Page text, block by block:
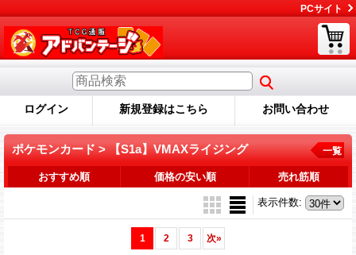
PCサイト
ログイン 新規登録はこちら お問い合わせ
ポケモンカード > 【S1a】VMAXライジング 一覧
おすすめ順 価格の安い順 売れ筋順
表示件数:
1 2 3 次»